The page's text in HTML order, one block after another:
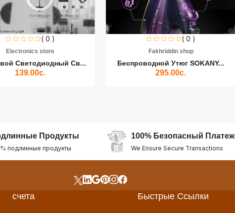
( 0 )
Electronics store
Светодиодный Св...
139.00с.
( 0 )
Fakhriddin shop
Беспроводной Утюг SOKANY...
295.00с.
Продукты
подлинные продукты
100% Безопасный Платеж
We Ensure Secure Transactions
счета Быстрые Ссылки